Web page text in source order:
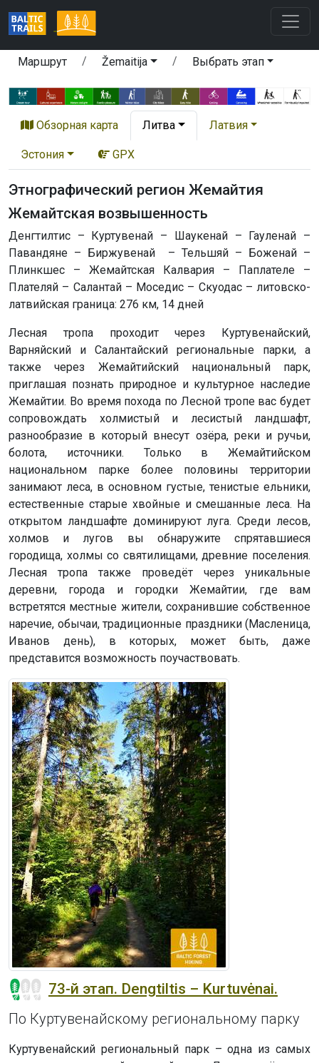
Маршрут Žemaitija Выбрать этап
Обзорная карта Литва Латвия
Эстония GPX
Этнографический регион Жемайтия
Жемайтская возвышенность
Денгтилтис – Куртувенай – Шаукенай – Гауленай –
Павандяне – Биржувенай – Тельшяй – Боженай –
Плинкшес – Жемайтская Калвария – Паплателе –
Плателяй – Салантай – Моседис – Скуодас – литовско-
латвийская граница: 276 км, 14 дней
Лесная тропа проходит через Куртувенайский,
Варняйский и Салантайский региональные парки, а
также через Жемайтийский национальный парк,
приглашая познать природное и культурное наследие
Жемайтии. Во время похода по Лесной тропе вас будет
сопровождать холмистый и лесистый ландшафт,
разнообразие в который внесут озёра, реки и ручьи,
болота, источники. Только в Жемайтийском
национальном парке более половины территории
занимают леса, в основном густые, тенистые ельники,
естественные старые хвойные и смешанные леса. На
открытом ландшафте доминируют луга. Среди лесов,
холмов и лугов вы обнаружите спрятавшиеся
городища, холмы со святилищами, древние поселения.
Лесная тропа также проведёт через уникальные
деревни, города и городки Жемайтии, где вам
встретятся местные жители, сохранившие собственное
наречие, обычаи, традиционные праздники (Масленица,
Иванов день), в которых, может быть, даже
представится возможность поучаствовать.
73-й этап. Dengtiltis – Kurtuvėnai.
По Куртувенайскому региональному парку
Куртувенайский региональный парк – одна из самых